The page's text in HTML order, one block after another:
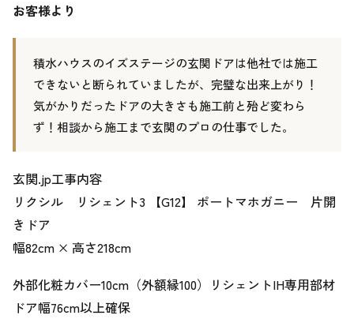
お客様より
積水ハウスのイズステージの玄関ドアは他社では施工
できないと断られていましたが、完璧な出来上がり！
気がかりだったドアの大きさも施工前と殆ど変わら
ず！相談から施工まで玄関のプロの仕事でした。
玄関.jp工事内容
リクシル リシェント3 【G12】 ポートマホガニー 片開
きドア
幅82cm × 高さ218cm
外部化粧カバー10cm（外額縁100）リシェントIH専用部材
ドア幅76cm以上確保